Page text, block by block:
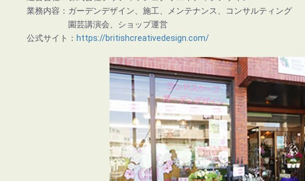
業務内容：ガーデンデザイン、施工、メンテナンス、コンサルティング
園芸講演会、ショップ運営
公式サイト： https://britishcreativedesign.com/